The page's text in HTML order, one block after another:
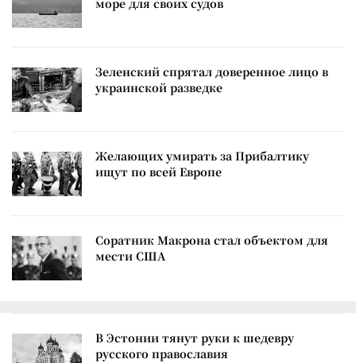
море для своих судов
Зеленский спрятал доверенное лицо в
украинской разведке
Желающих умирать за Прибалтику
ищут по всей Европе
Соратник Макрона стал объектом для
мести США
В Эстонии тянут руки к шедевру
русского православия